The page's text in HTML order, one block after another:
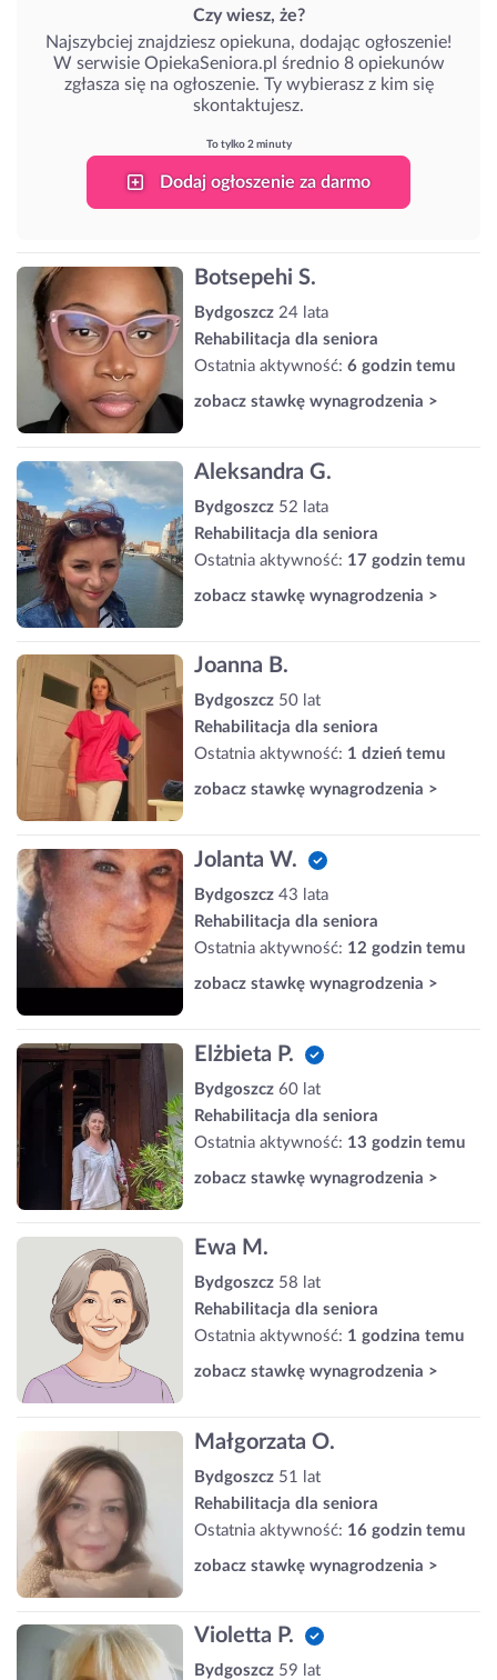
Czy wiesz, że?
Najszybciej znajdziesz opiekuna, dodając ogłoszenie!
W serwisie OpiekaSeniora.pl średnio 8 opiekunów
zgłasza się na ogłoszenie. Ty wybierasz z kim się
skontaktujesz.
To tylko 2 minuty
Dodaj ogłoszenie za darmo
Botsepehi S.
Bydgoszcz 24 lata
Rehabilitacja dla seniora
Ostatnia aktywność: 6 godzin temu
zobacz stawkę wynagrodzenia >
Aleksandra G.
Bydgoszcz 52 lata
Rehabilitacja dla seniora
Ostatnia aktywność: 17 godzin temu
zobacz stawkę wynagrodzenia >
Joanna B.
Bydgoszcz 50 lat
Rehabilitacja dla seniora
Ostatnia aktywność: 1 dzień temu
zobacz stawkę wynagrodzenia >
Jolanta W.
Bydgoszcz 43 lata
Rehabilitacja dla seniora
Ostatnia aktywność: 12 godzin temu
zobacz stawkę wynagrodzenia >
Elżbieta P.
Bydgoszcz 60 lat
Rehabilitacja dla seniora
Ostatnia aktywność: 13 godzin temu
zobacz stawkę wynagrodzenia >
Ewa M.
Bydgoszcz 58 lat
Rehabilitacja dla seniora
Ostatnia aktywność: 1 godzina temu
zobacz stawkę wynagrodzenia >
Małgorzata O.
Bydgoszcz 51 lat
Rehabilitacja dla seniora
Ostatnia aktywność: 16 godzin temu
zobacz stawkę wynagrodzenia >
Violetta P.
Bydgoszcz 59 lat